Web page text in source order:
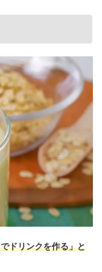
ドリンクを作る」と